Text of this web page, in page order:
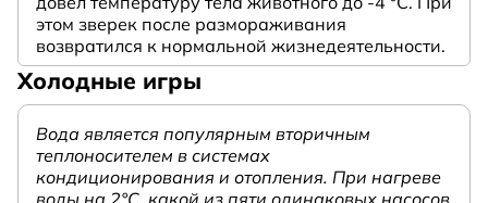
этом зверек после размораживания
возвратился к нормальной жизнедеятельности.
Холодные игры
Вода является популярным вторичным
теплоносителем в системах
кондиционирования и отопления. При нагреве